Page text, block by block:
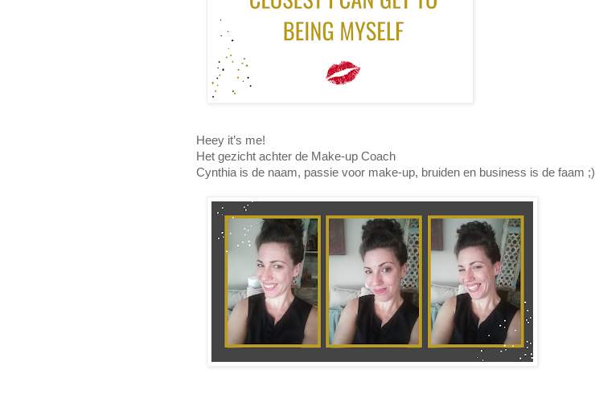
Heey it’s me!
Het gezicht achter de Make-up Coach
Cynthia is de naam, passie voor make-up, bruiden en business is de faam ;)